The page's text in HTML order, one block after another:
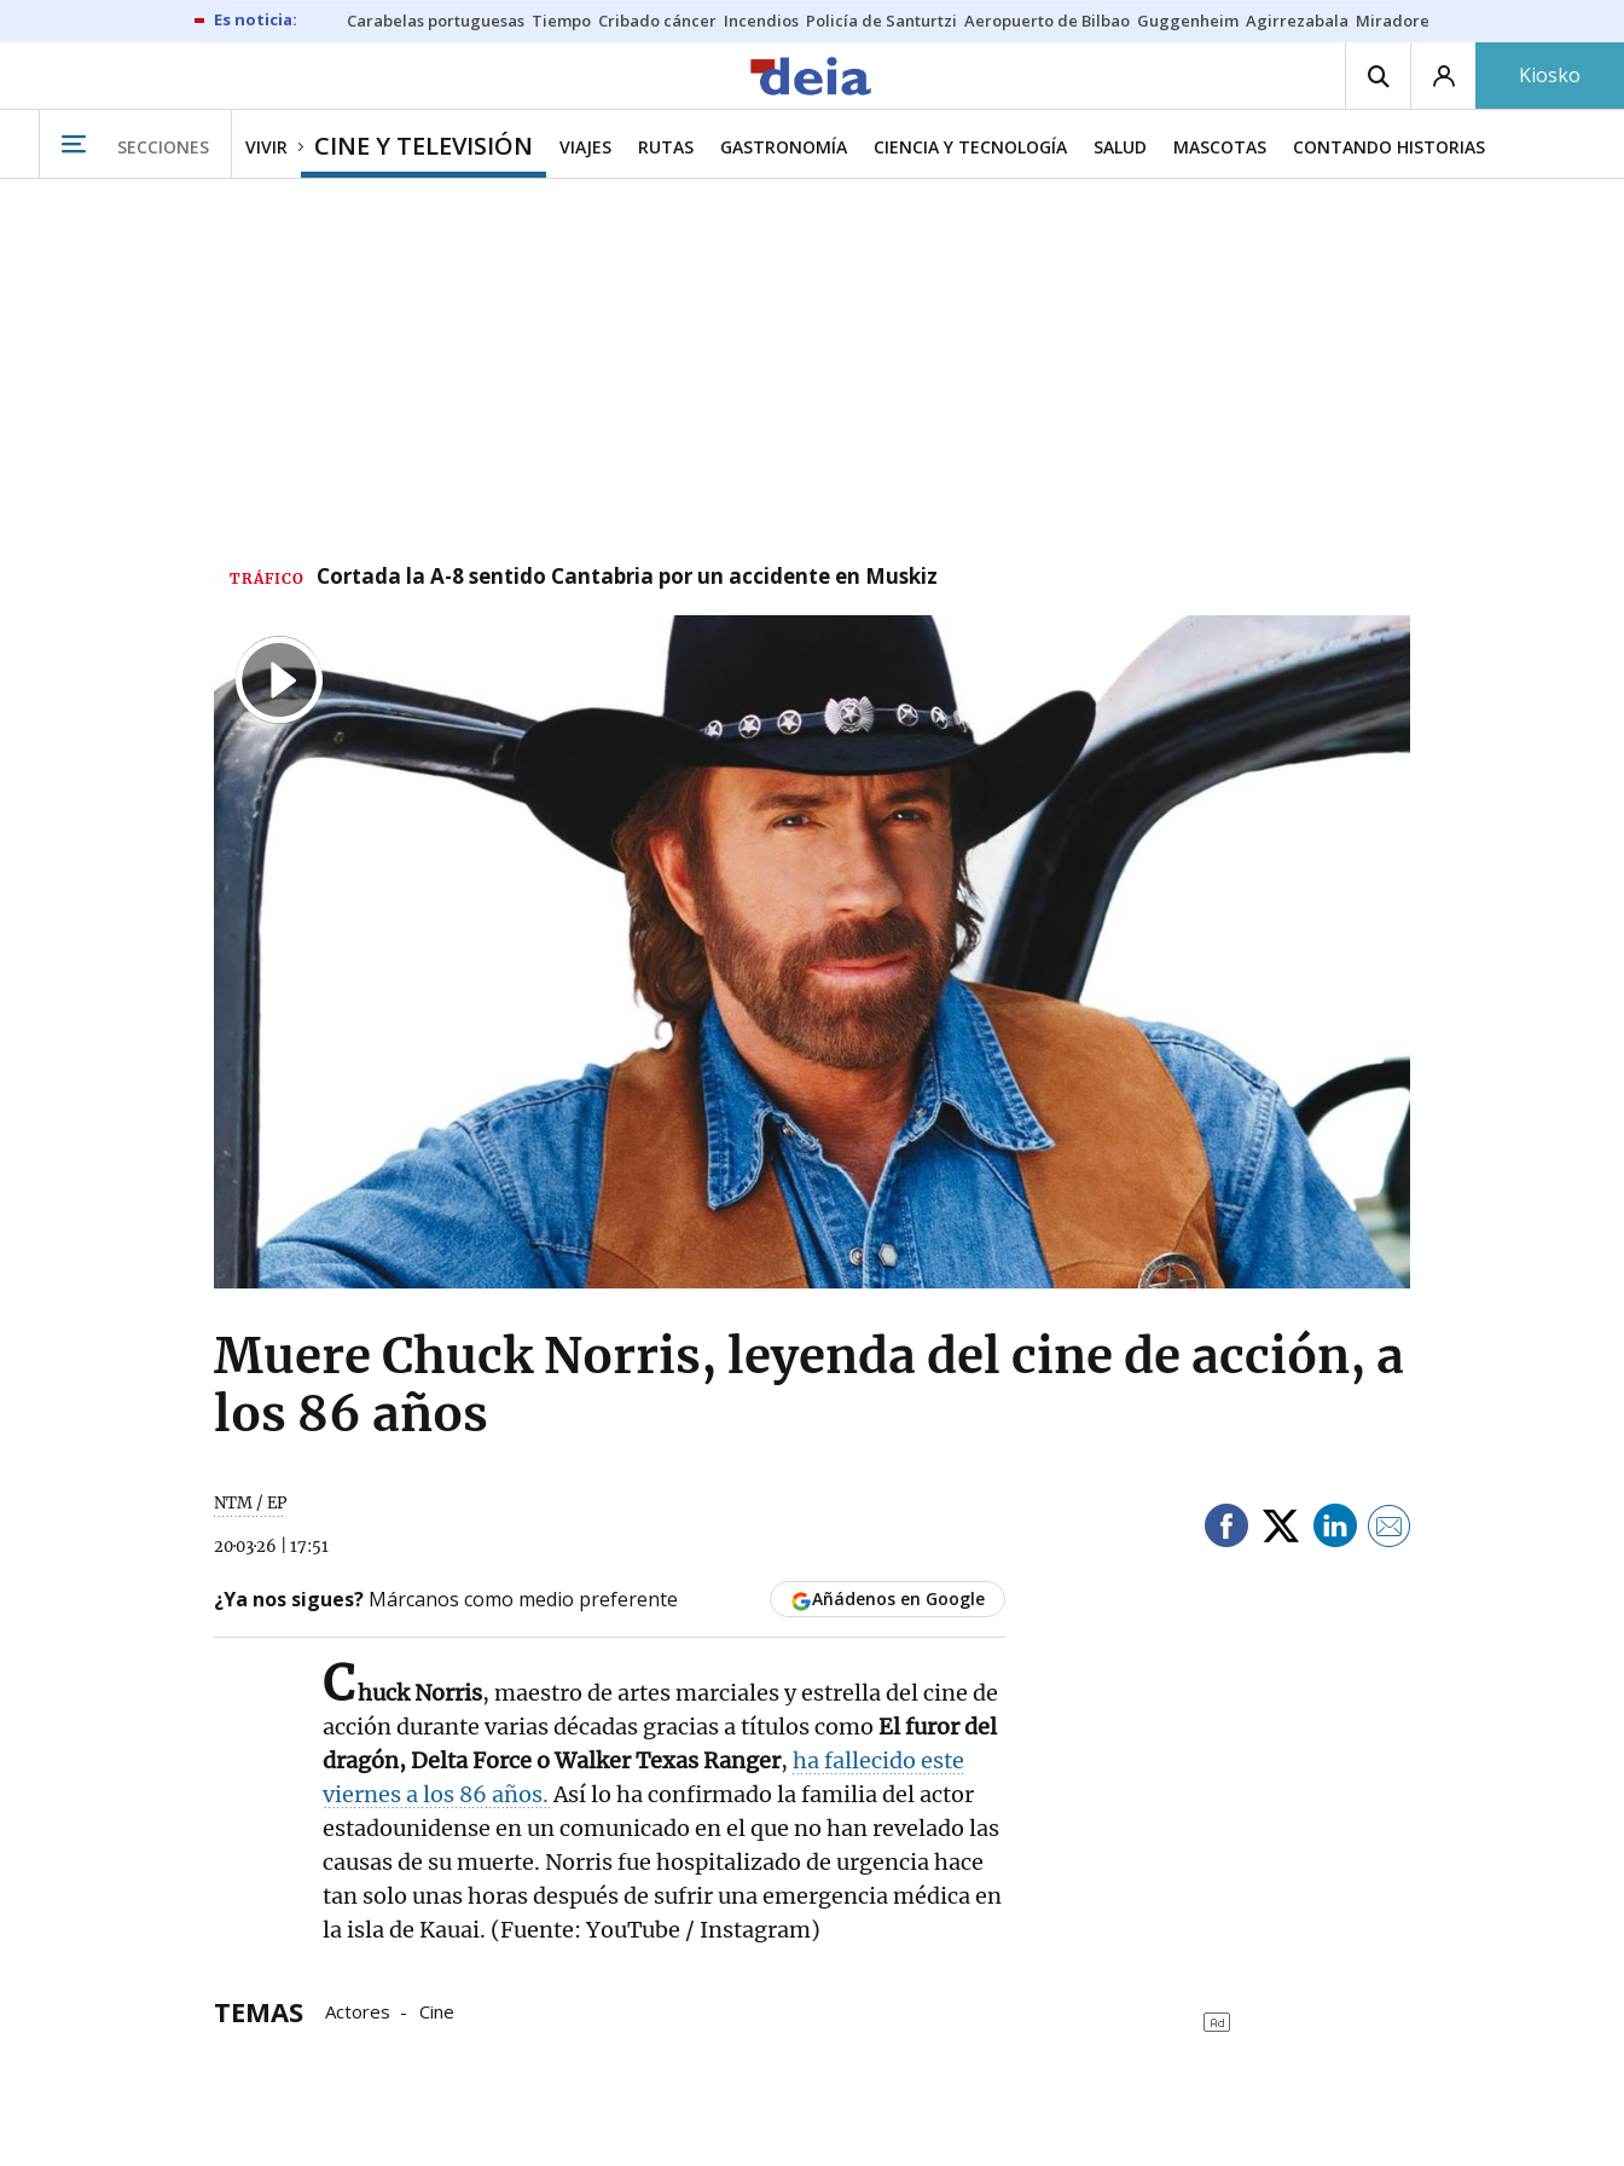
Carabelas portuguesas Tiempo Cribado cáncer Incendios Policía de Santurtzi Aeropuerto de Bilbao Guggenheim Agirrezabala Miradores en Bilbao
Kiosko
SECCIONES VIVIR CINE Y TELEVISIÓN VIAJES RUTAS GASTRONOMÍA CIENCIA Y TECNOLOGÍA SALUD MASCOTAS CONTANDO HISTORIAS
TRÁFICO Cortada la A-8 sentido Cantabria por un accidente en Muskiz
Muere Chuck Norris, leyenda del cine de acción, a
los 86 años
NTM / EP
20·03·26 17:51
¿Ya nos sigues? Márcanos como medio preferente Añádenos en Google
Chuck Norris, maestro de artes marciales y estrella del cine de
acción durante varias décadas gracias a títulos como El furor del
dragón, Delta Force o Walker Texas Ranger, ha fallecido este
viernes a los 86 años.Así lo ha confirmado la familia del actor
estadounidense en un comunicado en el que no han revelado las
causas de su muerte. Norris fue hospitalizado de urgencia hace
tan solo unas horas después de sufrir una emergencia médica en
la isla de Kauai. (Fuente: YouTube / Instagram)
TEMAS Actores Cine